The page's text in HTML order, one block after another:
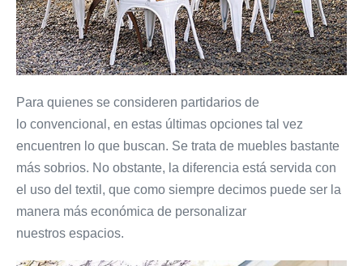
Para quienes se consideren partidarios de
lo convencional, en estas últimas opciones tal vez
encuentren lo que buscan. Se trata de muebles bastante
más sobrios. No obstante, la diferencia está servida con
el uso del textil, que como siempre decimos puede ser la
manera más económica de personalizar
nuestros espacios.